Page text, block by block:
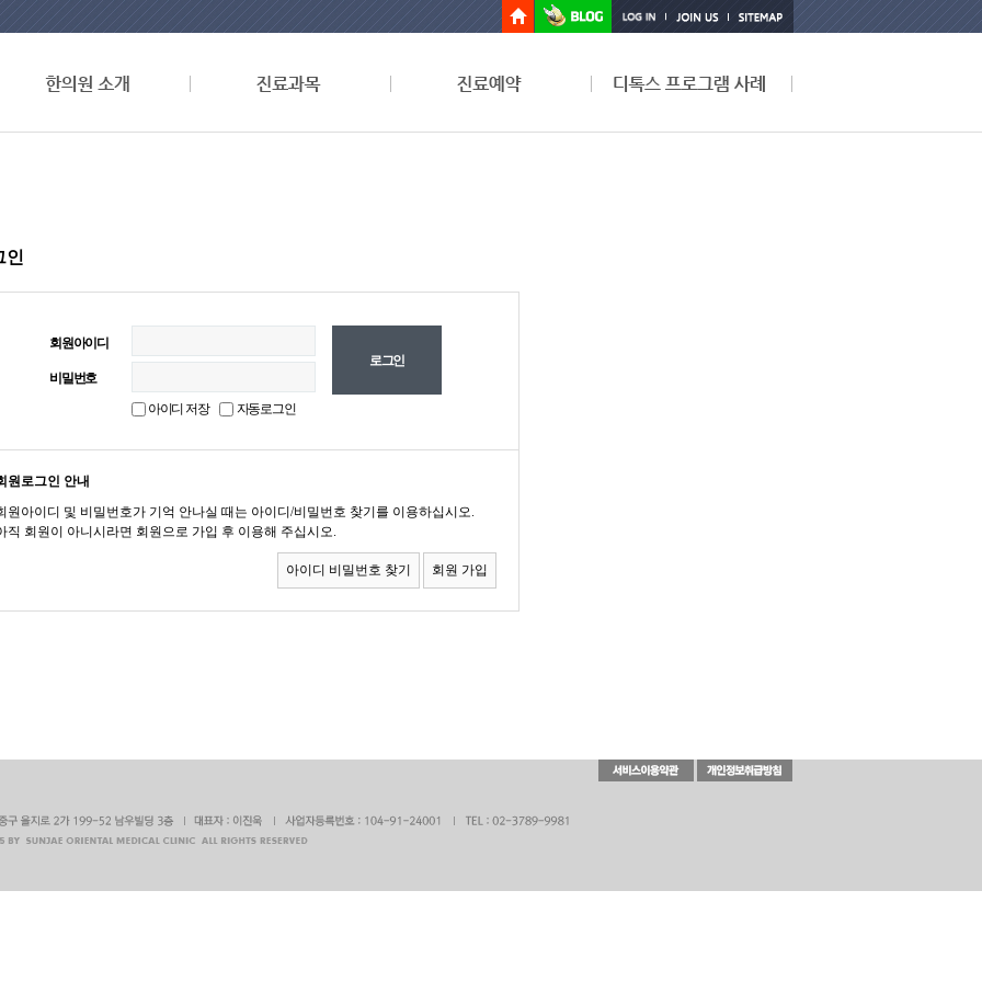
인
회원아이디
비밀번호
아이디 저장
자동로그인
원로그인 안내
원아이디 및 비밀번호가 기억 안나실 때는 아이디/비밀번호 찾기를 이용하십시오.
직 회원이 아니시라면 회원으로 가입 후 이용해 주십시오.
아이디 비밀번호 찾기 회원 가입